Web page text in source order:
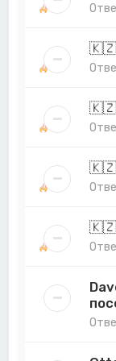
🇰🇿
🇰🇿
🇰🇿
🇰🇿